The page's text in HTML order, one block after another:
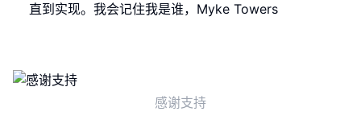
直到实现。我会记住我是谁，Myke Towers
感谢支持